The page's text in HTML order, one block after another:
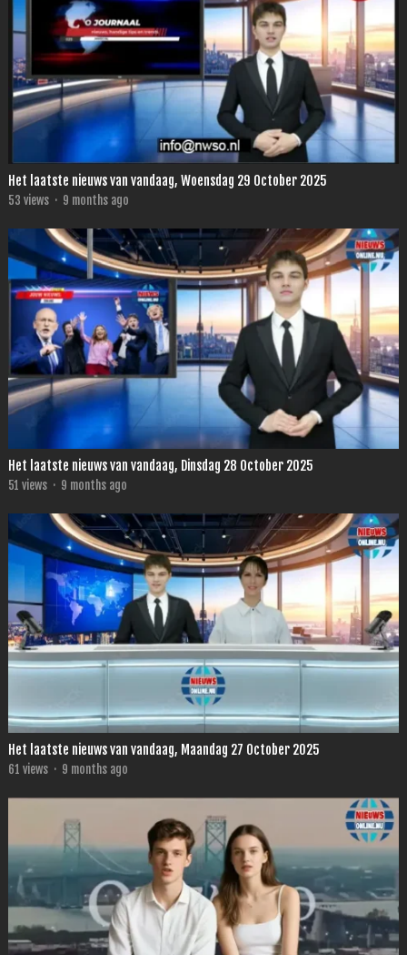
Het laatste nieuws van vandaag, Woensdag 29 October 2025
53 views · 9 months ago
Het laatste nieuws van vandaag, Dinsdag 28 October 2025
51 views · 9 months ago
Het laatste nieuws van vandaag, Maandag 27 October 2025
61 views · 9 months ago